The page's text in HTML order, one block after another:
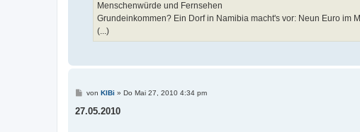
Menschenwürde und Fernsehen
Grundeinkommen? Ein Dorf in Namibia macht's vor: Neun Euro im
(...)
B
i
von KlBi » Do Mai 27, 2010 4:34 pm
27.05.2010